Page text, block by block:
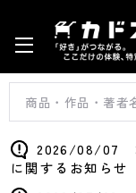
2026/08/07
に関するお知らせ